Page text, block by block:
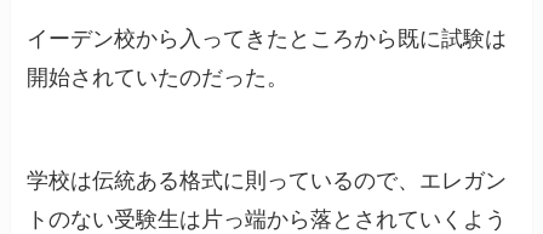
イーデン校から入ってきたところから既に試験は
開始されていたのだった。
学校は伝統ある格式に則っているので、エレガン
トのない受験生は片っ端から落とされていくよう